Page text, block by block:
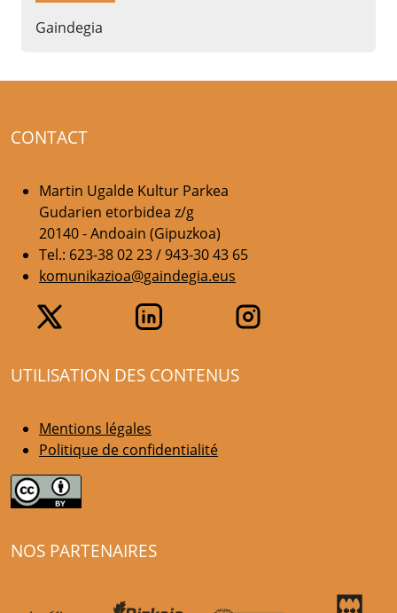
Gaindegia
CONTACT
Martin Ugalde Kultur Parkea
Gudarien etorbidea z/g
20140 - Andoain (Gipuzkoa)
Tel.: 623-38 02 23 / 943-30 43 65
komunikazioa@gaindegia.eus
UTILISATION DES CONTENUS
Mentions légales
Politique de confidentialité
NOS PARTENAIRES